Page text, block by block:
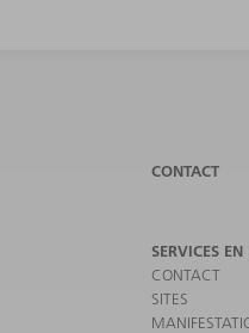
CONTACT
SERVICES
CONTACT
SITES